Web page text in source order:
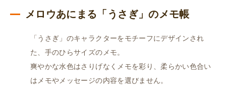
ぎ）
メロウあにまる「うさぎ」のメモ帳
「うさぎ」のキャラクターをモチーフにデザインされ
た、手のひらサイズのメモ。
爽やかな水色はさりげなくメモを彩り、柔らかい色合い
はメモやメッセージの内容を選びません。